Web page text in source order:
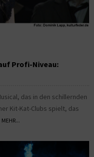
Profi-Niveau:
das in den schillernden
Kit-Kat-Clubs spielt, das
MEHR...